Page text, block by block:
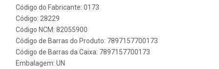
Código do Fabricante: 0173
Código: 28229
Código NCM: 82055900
Código de Barras do Produto: 7897157700173
Código de Barras da Caixa: 7897157700173
Embalagem: UN